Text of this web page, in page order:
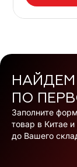
ПО
Заполните
товар в Китае
до Вашего